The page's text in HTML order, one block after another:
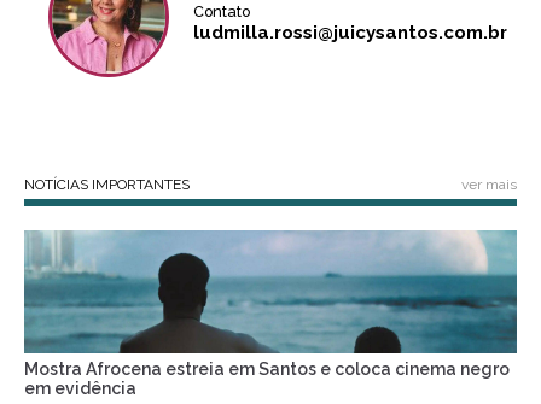
Contato
ludmilla.rossi@juicysantos.com.br
NOTÍCIAS IMPORTANTES ver mais
Mostra Afrocena estreia em Santos e coloca cinema negro
em evidência